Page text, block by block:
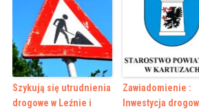
Szykują się utrudnienia
drogowe w Leźnie i
Zawiadomienie :
Inwestycja